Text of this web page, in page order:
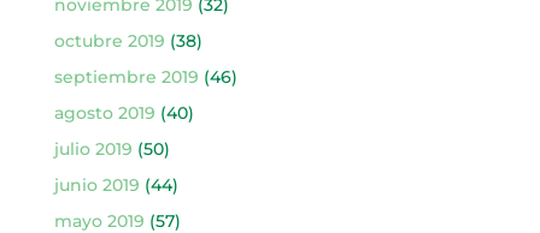
octubre 2019 (38)
septiembre 2019 (46)
agosto 2019 (40)
julio 2019 (50)
junio 2019 (44)
mayo 2019 (57)